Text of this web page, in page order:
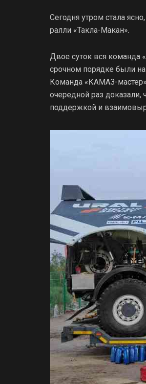
Сегодня утром стала
ралли «Такла-Макан».
Двое суток вся команда
срочном порядке были
Команда «КАМАЗ-
очередной раз доказали,
поддержкой и